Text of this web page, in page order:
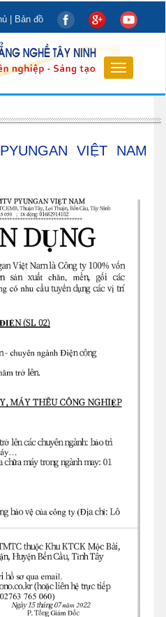
Bản đồ
Toggle
navigation
VIỆT NAM